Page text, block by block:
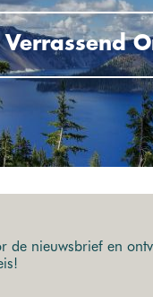
Verrassend
de nieuwsbrief en